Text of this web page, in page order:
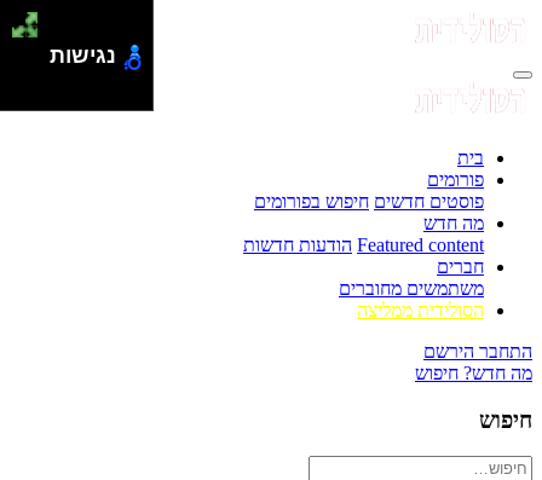
בית
פורומים
פוסטים חדשים חיפוש בפורומים
מה חדש
Featured content הודעות חדשות
חברים
משתמשים מחוברים
הסולידית ממליצה
התחבר הירשם
מה חדש? חיפוש
חיפוש
נגישות